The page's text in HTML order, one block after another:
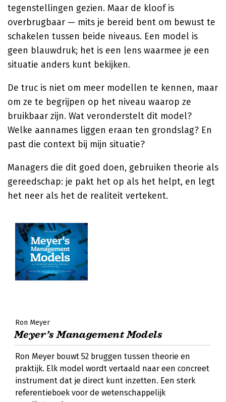
tegenstellingen gezien. Maar de kloof is
overbrugbaar — mits je bereid bent om bewust te
schakelen tussen beide niveaus. Een model is
geen blauwdruk; het is een lens waarmee je een
situatie anders kunt bekijken.
De truc is niet om meer modellen te kennen, maar
om ze te begrijpen op het niveau waarop ze
bruikbaar zijn. Wat veronderstelt dit model?
Welke aannames liggen eraan ten grondslag? En
past die context bij mijn situatie?
Managers die dit goed doen, gebruiken theorie als
gereedschap: je pakt het op als het helpt, en legt
het neer als het de realiteit vertekent.
Ron Meyer
Meyer’s Management Models
Ron Meyer bouwt 52 bruggen tussen theorie en
praktijk. Elk model wordt vertaald naar een concreet
instrument dat je direct kunt inzetten. Een sterk
referentieboek voor de wetenschappelijk